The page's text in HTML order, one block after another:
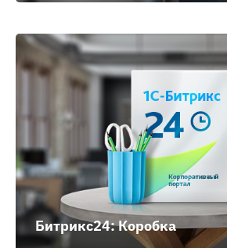
Битрикс24: Коробка